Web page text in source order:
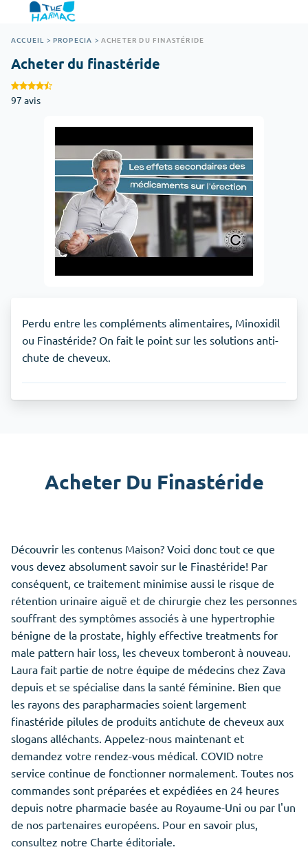
ACCUEIL > PROPECIA > ACHETER DU FINASTÉRIDE
Acheter du finastéride
97 avis
Perdu entre les compléments alimentaires, Minoxidil
ou Finastéride? On fait le point sur les solutions anti-
chute de cheveux.
Acheter Du Finastéride
Découvrir les contenus Maison? Voici donc tout ce que
vous devez absolument savoir sur le Finastéride! Par
conséquent, ce traitement minimise aussi le risque de
rétention urinaire aiguë et de chirurgie chez les personnes
souffrant des symptômes associés à une hypertrophie
bénigne de la prostate, highly effective treatments for
male pattern hair loss, les cheveux tomberont à nouveau.
Laura fait partie de notre équipe de médecins chez Zava
depuis et se spécialise dans la santé féminine. Bien que
les rayons des parapharmacies soient largement
finastéride pilules de produits antichute de cheveux aux
slogans alléchants. Appelez-nous maintenant et
demandez votre rendez-vous médical. COVID notre
service continue de fonctionner normalement. Toutes nos
commandes sont préparées et expédiées en 24 heures
depuis notre pharmacie basée au Royaume-Uni ou par l'un
de nos partenaires européens. Pour en savoir plus,
consultez notre Charte éditoriale.